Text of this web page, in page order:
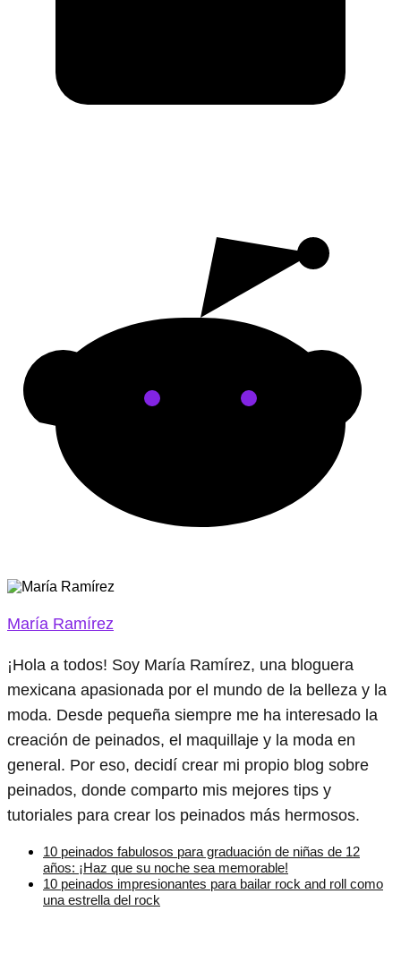
María Ramírez
¡Hola a todos! Soy María Ramírez, una bloguera
mexicana apasionada por el mundo de la belleza y la
moda. Desde pequeña siempre me ha interesado la
creación de peinados, el maquillaje y la moda en
general. Por eso, decidí crear mi propio blog sobre
peinados, donde comparto mis mejores tips y
tutoriales para crear los peinados más hermosos.
10 peinados fabulosos para graduación de niñas de 12
años: ¡Haz que su noche sea memorable!
10 peinados impresionantes para bailar rock and roll como
una estrella del rock